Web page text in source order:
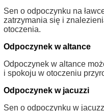
Sen o odpoczynku na
zatrzymania się i
otoczenia.
Odpoczynek w altance
Odpoczynek w altance
i spokoju w otoczeniu
Odpoczynek w jacuzzi
Sen o odpoczynku w